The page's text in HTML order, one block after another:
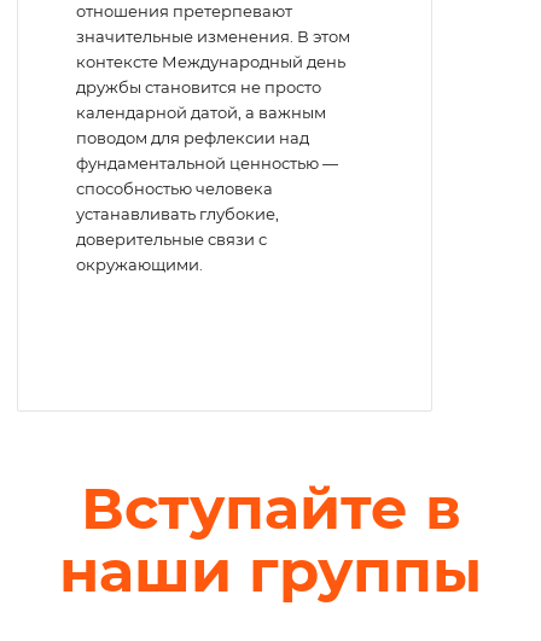
отношения претерпевают
значительные изменения. В этом
контексте Международный день
дружбы становится не просто
календарной датой, а важным
поводом для рефлексии над
фундаментальной ценностью —
способностью человека
устанавливать глубокие,
доверительные связи с
окружающими.
Вступайте в
наши группы